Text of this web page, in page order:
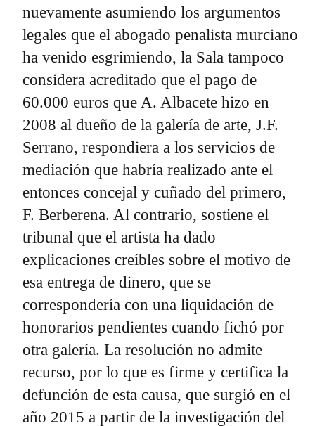
nuevamente asumiendo los argumentos
legales que el abogado penalista murciano
ha venido esgrimiendo, la Sala tampoco
considera acreditado que el pago de
60.000 euros que A. Albacete hizo en
2008 al dueño de la galería de arte, J.F.
Serrano, respondiera a los servicios de
mediación que habría realizado ante el
entonces concejal y cuñado del primero,
F. Berberena. Al contrario, sostiene el
tribunal que el artista ha dado
explicaciones creíbles sobre el motivo de
esa entrega de dinero, que se
correspondería con una liquidación de
honorarios pendientes cuando fichó por
otra galería. La resolución no admite
recurso, por lo que es firme y certifica la
defunción de esta causa, que surgió en el
año 2015 a partir de la investigación del